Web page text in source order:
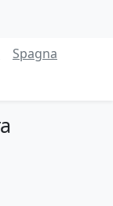
Spagna